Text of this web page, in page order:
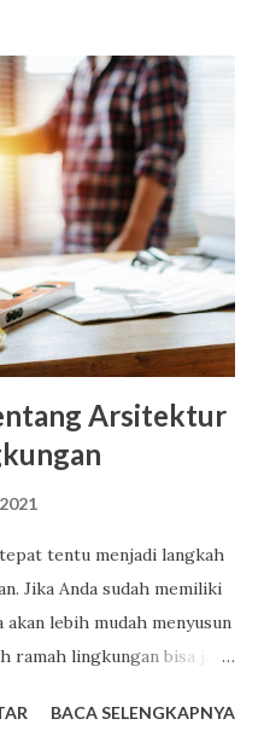
baik untuk si kecil.
tips mengenalkan anak-
dengan makanan yang
mpasi, usahakan
bertekstur/lembut. Pilihlah
Cerelac Risenutri yang
yang dapat membantu
MPASI Takar jumlah
sikecil. Untuk awal
Arsitektur
tentu menjadi langkah
Jika Anda sudah memiliki
lebih mudah menyusun
ramah lingkungan bisa jadi
rumah ramah
BACA SELENGKAPNYA